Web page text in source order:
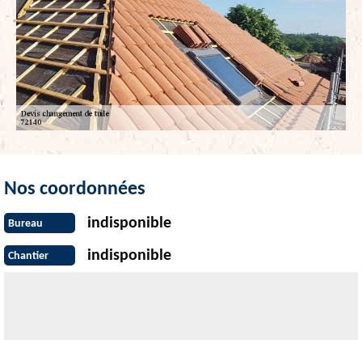
Nos coordonnées
Bureau indisponible
Chantier indisponible